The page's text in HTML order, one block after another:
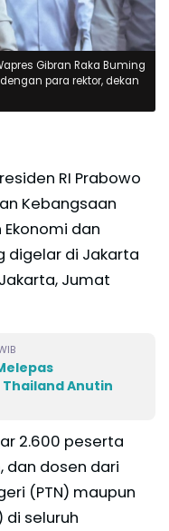
Gibran Raka Buming
para rektor, dekan
RI Prabowo
Kebangsaan
dan
digelar di Jakarta
Jumat
Anutin
2.600 peserta
dan dosen dari
(PTN) maupun
di seluruh